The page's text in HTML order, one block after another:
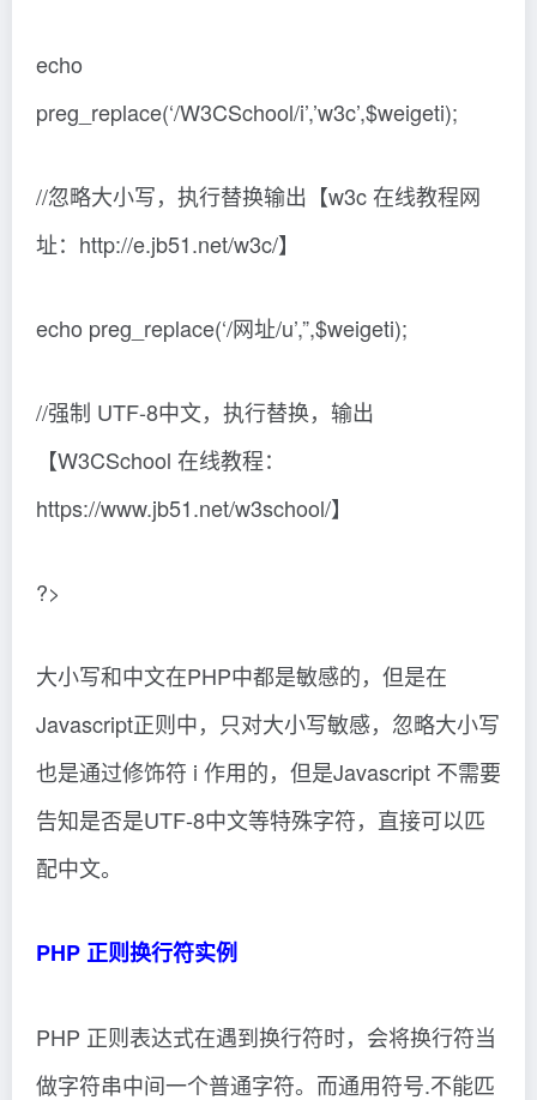
echo
preg_replace(‘/W3CSchool/i’,’w3c’,$weigeti);
//忽略大小写，执行替换输出【w3c 在线教程网
址：http://e.jb51.net/w3c/】
echo preg_replace(‘/网址/u’,”,$weigeti);
//强制 UTF-8中文，执行替换，输出
【W3CSchool 在线教程：
https://www.jb51.net/w3school/】
?>
大小写和中文在PHP中都是敏感的，但是在
Javascript正则中，只对大小写敏感，忽略大小写
也是通过修饰符 i 作用的，但是Javascript 不需要
告知是否是UTF-8中文等特殊字符，直接可以匹
配中文。
PHP 正则换行符实例
PHP 正则表达式在遇到换行符时，会将换行符当
做字符串中间一个普通字符。而通用符号.不能匹